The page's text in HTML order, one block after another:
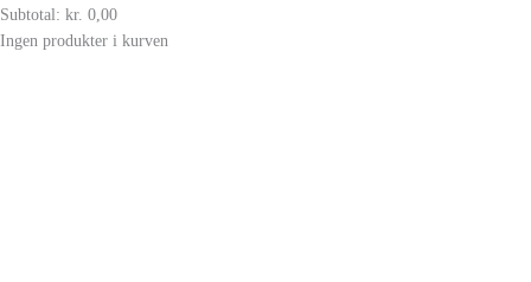
Subtotal: kr. 0,00
Ingen produkter i kurven